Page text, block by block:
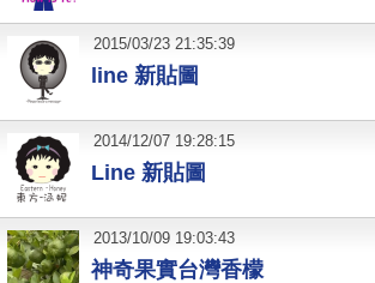
line 新貼圖
2015/03/23 21:35:39
Line 新貼圖
2014/12/07 19:28:15
神奇果實台灣香檬
2013/10/09 19:03:43